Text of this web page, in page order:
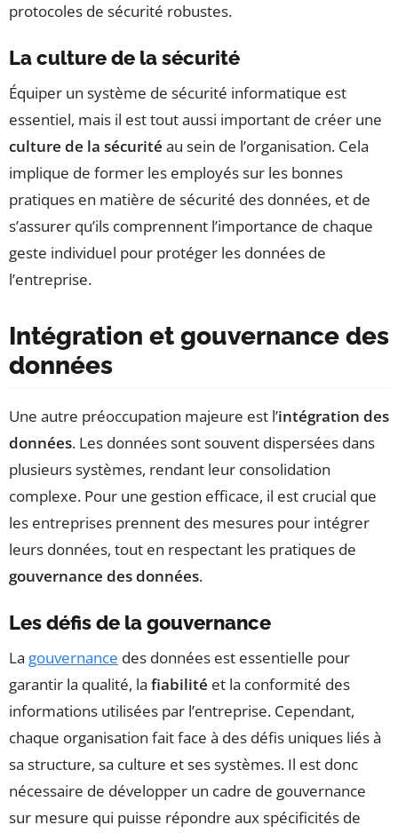
protocoles de sécurité robustes.
La culture de la sécurité
Équiper un système de sécurité informatique est
essentiel, mais il est tout aussi important de créer une
culture de la sécurité au sein de l’organisation. Cela
implique de former les employés sur les bonnes
pratiques en matière de sécurité des données, et de
s’assurer qu’ils comprennent l’importance de chaque
geste individuel pour protéger les données de
l’entreprise.
Intégration et gouvernance des
données
Une autre préoccupation majeure est l’intégration des
données. Les données sont souvent dispersées dans
plusieurs systèmes, rendant leur consolidation
complexe. Pour une gestion efficace, il est crucial que
les entreprises prennent des mesures pour intégrer
leurs données, tout en respectant les pratiques de
gouvernance des données.
Les défis de la gouvernance
La gouvernance des données est essentielle pour
garantir la qualité, la fiabilité et la conformité des
informations utilisées par l’entreprise. Cependant,
chaque organisation fait face à des défis uniques liés à
sa structure, sa culture et ses systèmes. Il est donc
nécessaire de développer un cadre de gouvernance
sur mesure qui puisse répondre aux spécificités de